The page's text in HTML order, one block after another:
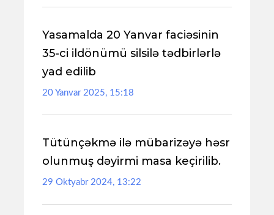
Yasamalda 20 Yanvar faciəsinin
35-ci ildönümü silsilə tədbirlərlə
yad edilib
20 Yanvar 2025, 15:18
Tütünçəkmə ilə mübarizəyə həsr
olunmuş dəyirmi masa keçirilib.
29 Oktyabr 2024, 13:22